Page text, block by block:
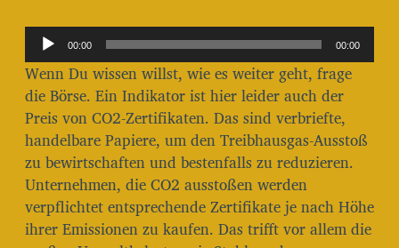
t
a
g
s
d
a
t
u
m
u
d
i
o
-
P
l
a
00:00 00:00
Wenn Du wissen willst, wie es weiter geht, frage
die Börse. Ein Indikator ist hier leider auch der
Preis von CO2-Zertifikaten. Das sind verbriefte,
handelbare Papiere, um den Treibhausgas-Ausstoß
zu bewirtschaften und bestenfalls zu reduzieren.
Unternehmen, die CO2 ausstoßen werden
verpflichtet entsprechende Zertifikate je nach Höhe
ihrer Emissionen zu kaufen. Das trifft vor allem die